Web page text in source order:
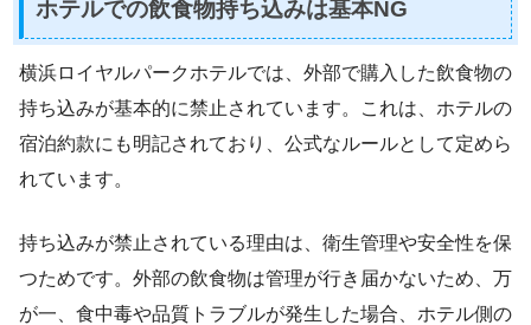
ホテルでの飲食物持ち込みは基本NG
横浜ロイヤルパークホテルでは、外部で購入した飲食物の
持ち込みが基本的に禁止されています。これは、ホテルの
宿泊約款にも明記されており、公式なルールとして定めら
れています。
持ち込みが禁止されている理由は、衛生管理や安全性を保
つためです。外部の飲食物は管理が行き届かないため、万
が一、食中毒や品質トラブルが発生した場合、ホテル側の